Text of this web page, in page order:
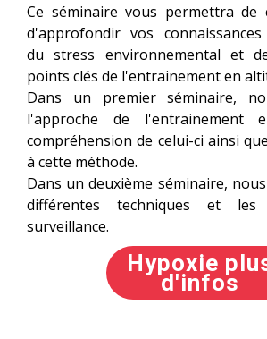
Ce séminaire vous permettra de
d'approfondir vos
du stress environnemental et
points clés de l'entrainement en
Dans un premier séminaire,
l'approche de l'entrainement
compréhension de celui-ci ainsi
à cette méthode.
Dans un deuxième séminaire,
différentes techniques et les
surveillance.
Hypoxie
d'infos